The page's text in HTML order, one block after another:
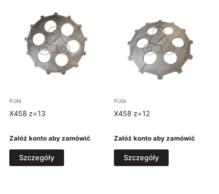
Koła
X458 z=13
Załóż konto aby zamówić
Szczegóły
Koła
X458 z=12
Załóż konto aby zamówić
Szczegóły